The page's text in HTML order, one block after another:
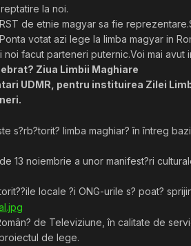
la noi.
de etnie magyar sa fie
votat azi lege la limba magyar in
facut parteneri puternic.Voi mai avut
Ziua Limbii Maghiare
UDMR, pentru instituirea Zilei
s?rb?torit? limba maghiar? în întreg
13 noiembrie a unor manifest?ri
locale ?i ONG-urile s? poat?
de Televiziune, în calitate de
de lege.